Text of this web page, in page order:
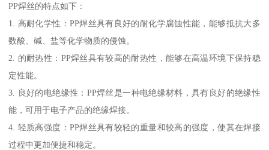
PP焊丝的特点如下：
1. 高耐化学性：PP焊丝具有良好的耐化学腐蚀性能，能够抵抗大多
数酸、碱、盐等化学物质的侵蚀。
2. 的耐热性：PP焊丝具有较高的耐热性，能够在高温环境下保持稳
定性能。
3. 良好的电绝缘性：PP焊丝是一种电绝缘材料，具有良好的绝缘性
能，可用于电子产品的绝缘焊接。
4. 轻质高强度：PP焊丝具有较轻的重量和较高的强度，使其在焊接
过程中更加便捷和稳定。